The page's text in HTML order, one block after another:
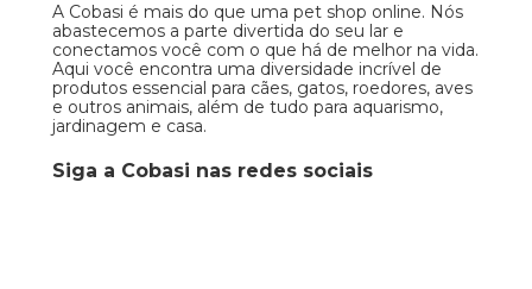
A Cobasi é mais do que uma pet shop online. Nós
abastecemos a parte divertida do seu lar e
conectamos você com o que há de melhor na vida.
Aqui você encontra uma diversidade incrível de
produtos essencial para cães, gatos, roedores, aves
e outros animais, além de tudo para aquarismo,
jardinagem e casa.
Siga a Cobasi nas redes sociais